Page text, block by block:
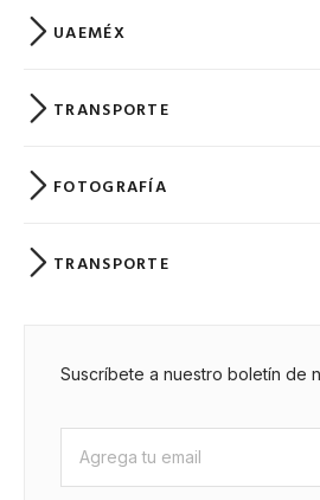
UAEMÉX
TRANSPORTE
FOTOGRAFÍA
TRANSPORTE
Suscríbete a nuestro boletín de